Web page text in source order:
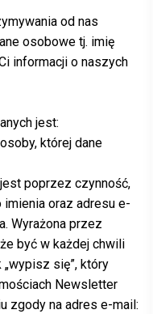
od nas
osobowe tj. imię
informacji o naszych
jest:
której dane
poprzez czynność,
oraz adresu e-
Wyrażona przez
być w każdej chwili
się”, który
Newsletter
zgody na adres e-mail: